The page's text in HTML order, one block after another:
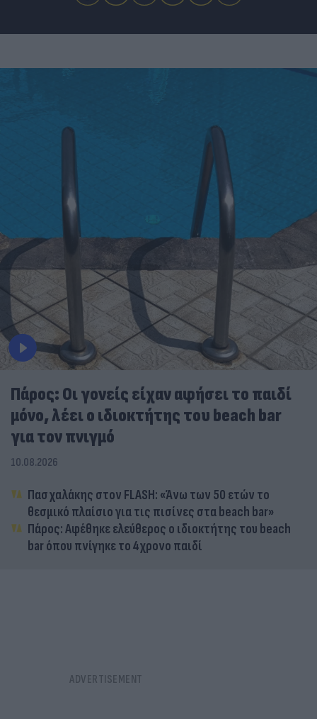
Πάρος: Οι γονείς είχαν αφήσει το παιδί
μόνο, λέει ο ιδιοκτήτης του beach bar
για τον πνιγμό
10.08.2026
Πασχαλάκης στον FLASH: «Άνω των 50 ετών το
θεσμικό πλαίσιο για τις πισίνες στα beach bar»
Πάρος: Αφέθηκε ελεύθερος ο ιδιοκτήτης του beach
bar όπου πνίγηκε το 4χρονο παιδί